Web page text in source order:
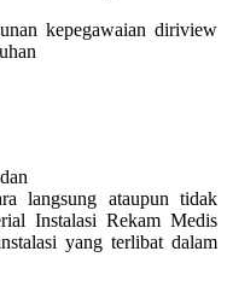
kepegawaian diriview
langsung ataupun tidak
Instalasi Rekam Medis
yang terlibat dalam